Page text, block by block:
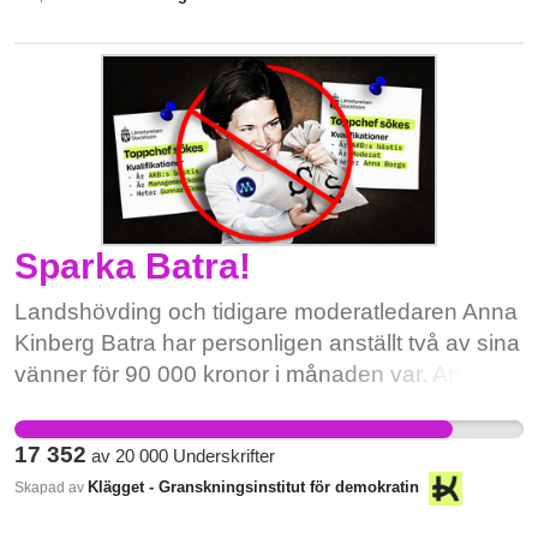
politikerna rullar tummarna och ingenting händer.
Sparka Batra!
Landshövding och tidigare moderatledaren Anna
Kinberg Batra har personligen anställt två av sina
vänner för 90 000 kronor i månaden var. Anna
en lapp sattes upp i en reception. Anna Kinberg
Batra är gudmor till en av Borgs barn och de har
båda lång bakgrund inom Moderaterna. Gunnar
17 352 av 20 000 Underskrifter
Skapad av Klägget - Granskningsinstitut för demokratin